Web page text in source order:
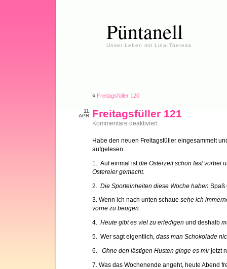
Püntanell
Unser Leben mit Lina-Theresa
« Freitagsfüller 120
11
APR
Freitagsfüller 121
Kommentare deaktiviertfür
Habe den neuen Freitagsfüller eingesammelt
aufgelesen.
1. Auf einmal istdie Osterzeit schon fast vorbei
Ostereier gemacht.
2. Die Sporteinheiten diese Woche haben Spaß
3. Wenn ich nach unten schaue sehe ich
vorne zu beugen.
4. Heute gibt es viel zu erledigen und deshalb
5. Wer sagt eigentlich, dass man Schokolade
6. Ohne den lästigen Husten ginge es mirjetzt
7. Was das Wochenende angeht, heute Abend